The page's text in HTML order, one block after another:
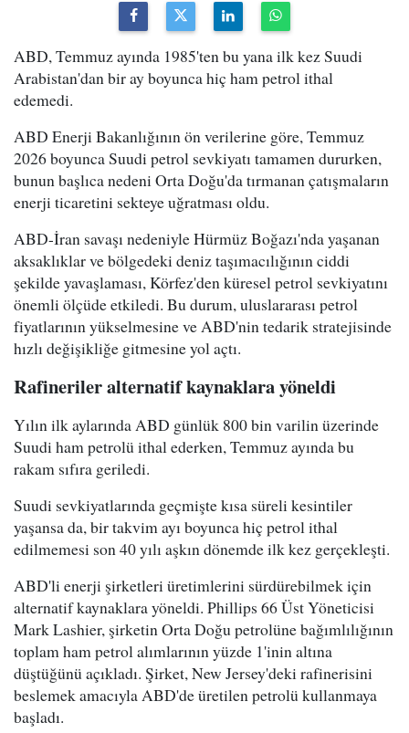
ABD, Temmuz ayında 1985'ten bu yana ilk kez Suudi
Arabistan'dan bir ay boyunca hiç ham petrol ithal
edemedi.
ABD Enerji Bakanlığının ön verilerine göre, Temmuz
2026 boyunca Suudi petrol sevkiyatı tamamen dururken,
bunun başlıca nedeni Orta Doğu'da tırmanan çatışmaların
enerji ticaretini sekteye uğratması oldu.
ABD-İran savaşı nedeniyle Hürmüz Boğazı'nda yaşanan
aksaklıklar ve bölgedeki deniz taşımacılığının ciddi
şekilde yavaşlaması, Körfez'den küresel petrol sevkiyatını
önemli ölçüde etkiledi. Bu durum, uluslararası petrol
fiyatlarının yükselmesine ve ABD'nin tedarik stratejisinde
hızlı değişikliğe gitmesine yol açtı.
Rafineriler alternatif kaynaklara yöneldi
Yılın ilk aylarında ABD günlük 800 bin varilin üzerinde
Suudi ham petrolü ithal ederken, Temmuz ayında bu
rakam sıfıra geriledi.
Suudi sevkiyatlarında geçmişte kısa süreli kesintiler
yaşansa da, bir takvim ayı boyunca hiç petrol ithal
edilmemesi son 40 yılı aşkın dönemde ilk kez gerçekleşti.
ABD'li enerji şirketleri üretimlerini sürdürebilmek için
alternatif kaynaklara yöneldi. Phillips 66 Üst Yöneticisi
Mark Lashier, şirketin Orta Doğu petrolüne bağımlılığının
toplam ham petrol alımlarının yüzde 1'inin altına
düştüğünü açıkladı. Şirket, New Jersey'deki rafinerisini
beslemek amacıyla ABD'de üretilen petrolü kullanmaya
başladı.